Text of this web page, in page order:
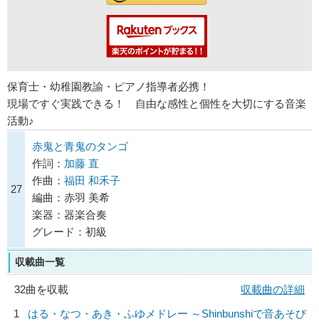
保育士・幼稚園教諭・ピアノ指導者必携！
現場ですぐ実践できる！ 自由な感性と個性を大切にする音楽
活動♪
27
赤鬼と青鬼のタンゴ
作詞： 加藤 直
作曲： 福田 和禾子
編曲：赤羽 美希
楽器：器楽合奏
グレード：初級
収載曲一覧
32曲を収載
収載曲の詳細
1
はる・なつ・あき・ふゆメドレー ～Shinbunshiで音あそび